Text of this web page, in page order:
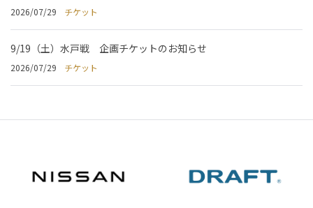
2026/07/29 チケット
9/19（土）水戸戦 企画チケットのお知らせ
2026/07/29 チケット